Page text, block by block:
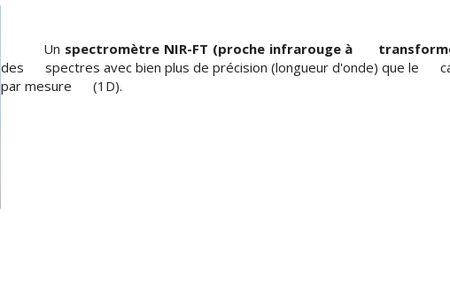
Un spectromètre NIR-FT (proche infrarouge à
des spectres avec bien plus de précision (longueur d'onde) que le
par mesure (1D).